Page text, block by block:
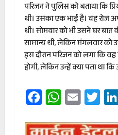
परिजन ने पुलिस को बताया कि
थी। उसका एक भाई है। वह रोज
थी। सोमवार को भी उसने घर
सामान्य थी, लेकिन मंगलवार को
इस दौरान परिजन को लगा कि
होगी, लेकिन उन्हें क्या पता था
Facebook
Email